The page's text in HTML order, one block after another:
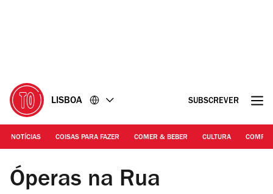
LISBOA SUBSCREVER
NOTÍCIAS COISAS PARA FAZER COMER & BEBER CULTURA
DR via CMS | Óperas na Rua
Óperas na Rua